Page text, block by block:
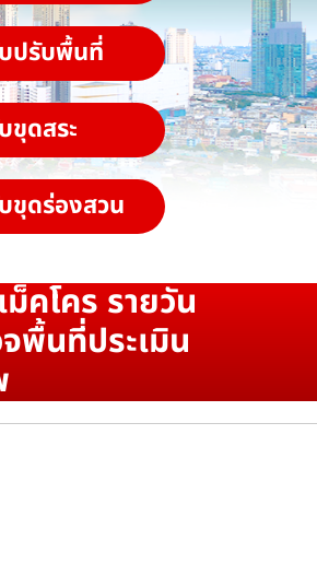
ปรับพื้นที่
ขุดสระ
ขุดร่องสวน
คโคร รายวัน
พื้นที่ประเมิน